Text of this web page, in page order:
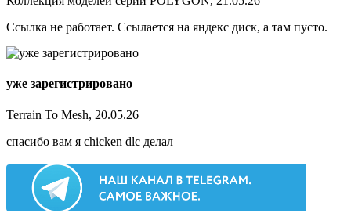
Ссылка не работает. Ссылается на яндекс диск, а там пусто.
уже зарегистрировано
Terrain To Mesh, 20.05.26
спасибо вам я chicken dlc делал